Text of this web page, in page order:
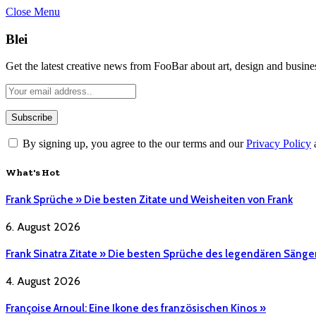
Close Menu
Blei
Get the latest creative news from FooBar about art, design and
By signing up, you agree to the our terms and ourPrivacy Policy
What's Hot
Frank Sprüche » Die besten Zitate und Weisheiten von Frank
6. August 2026
Frank Sinatra Zitate » Die besten Sprüche des legendären
4. August 2026
Françoise Arnoul: Eine Ikone des französischen Kinos »